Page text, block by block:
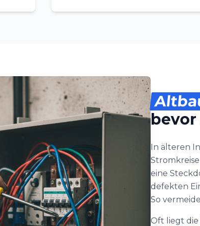
In älteren
eine
defekten
So
Oft liegt